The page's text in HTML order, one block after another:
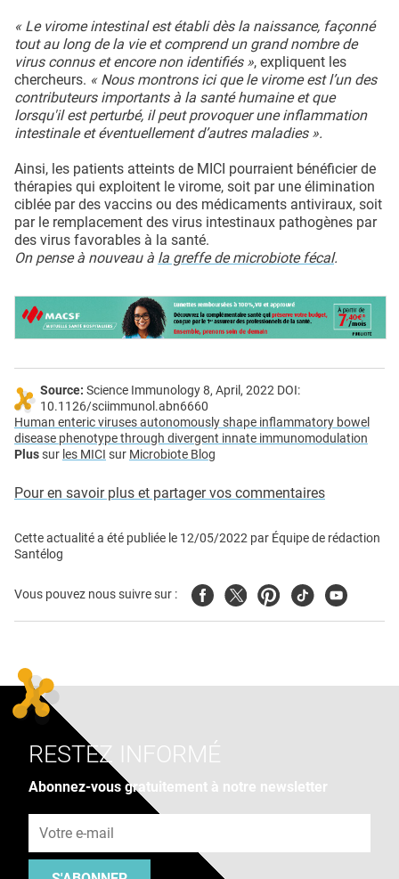
« Le virome intestinal est établi dès la naissance, façonné
tout au long de la vie et comprend un grand nombre de
virus connus et encore non identifiés », expliquent les
chercheurs. « Nous montrons ici que le virome est l’un des
contributeurs importants à la santé humaine et que
lorsqu'il est perturbé, il peut provoquer une inflammation
intestinale et éventuellement d’autres maladies ».
Ainsi, les patients atteints de MICI pourraient bénéficier de
thérapies qui exploitent le virome, soit par une élimination
ciblée par des vaccins ou des médicaments antiviraux, soit
par le remplacement des virus intestinaux pathogènes par
des virus favorables à la santé.
On pense à nouveau à la greffe de microbiote fécal.
Source: Science Immunology 8, April, 2022 DOI:
10.1126/sciimmunol.abn6660
Human enteric viruses autonomously shape inflammatory bowel
disease phenotype through divergent innate immunomodulation
Plussur les MICI sur Microbiote Blog
Pour en savoir plus et partager vos commentaires
Cette actualité a été publiée le 12/05/2022 par Équipe de rédaction
Santélog
Vous pouvez nous suivre sur : FacebookTwitterPinterest
TiktokYoutube
RESTEZ INFORMÉ
Abonnez-vous gratuitement à notre newsletter